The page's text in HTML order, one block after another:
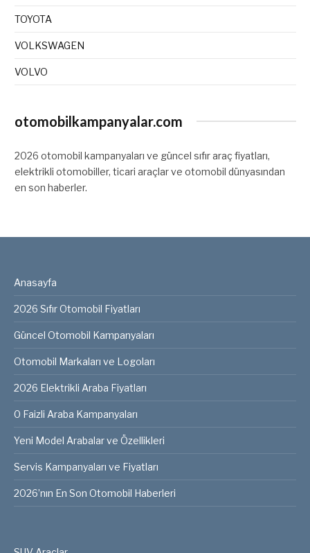
TOYOTA
VOLKSWAGEN
VOLVO
otomobilkampanyalar.com
2026 otomobil kampanyaları ve güncel sıfır araç fiyatları,
elektrikli otomobiller, ticari araçlar ve otomobil dünyasından
en son haberler.
Anasayfa
2026 Sıfır Otomobil Fiyatları
Güncel Otomobil Kampanyaları
Otomobil Markaları ve Logoları
2026 Elektrikli Araba Fiyatları
0 Faizli Araba Kampanyaları
Yeni Model Arabalar ve Özellikleri
Servis Kampanyaları ve Fiyatları
2026’nın En Son Otomobil Haberleri